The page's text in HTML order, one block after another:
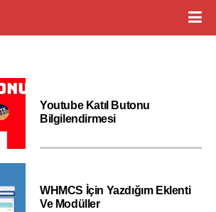
Youtube Katıl Butonu
Bilgilendirmesi
WHMCS İçin Yazdığım Eklenti
Ve Modüller